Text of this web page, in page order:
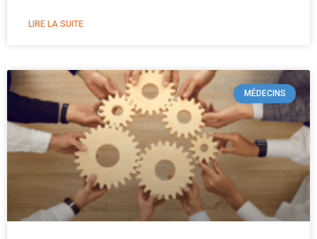
LIRE LA SUITE
MÉDECINS